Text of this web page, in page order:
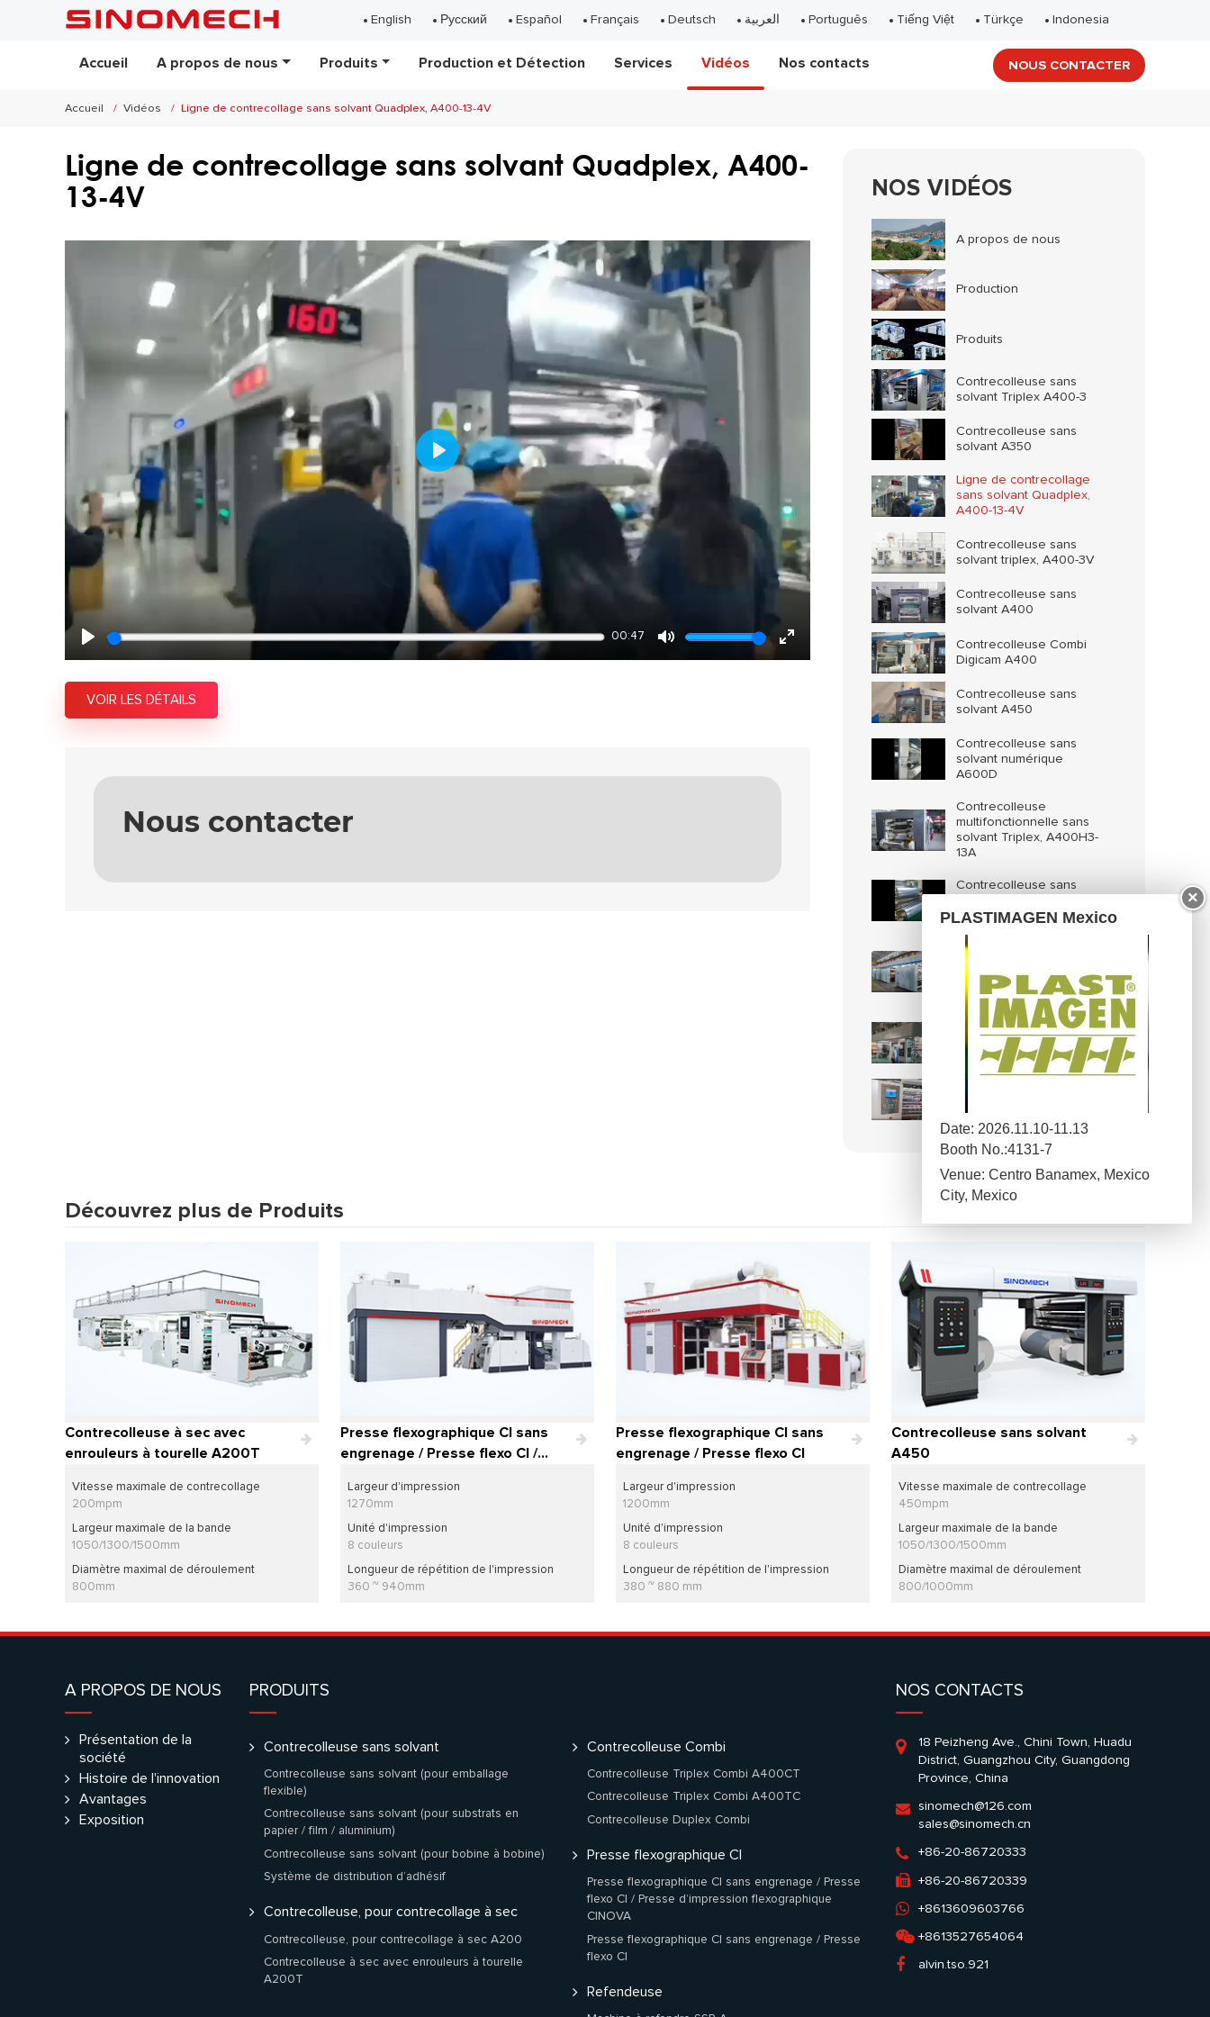
English Русский Español Français Deutsch العربية Português Tiếng Việt Türkçe Indonesia
Accueil A propos de nous Produits Production et Détection Services Vidéos Nos contacts NOUS CONTACTER
Accueil Vidéos Ligne de contrecollage sans solvant Quadplex, A400-13-4V
Ligne de contrecollage sans solvant Quadplex, A400-
13-4V
00:47
Play
VOIR LES DÉTAILS
Nous contacter
NOS VIDÉOS
A propos de nous
Production
Produits
Contrecolleuse sans
solvant Triplex A400-3
Contrecolleuse sans
solvant A350
Ligne de contrecollage
sans solvant Quadplex,
A400-13-4V
Contrecolleuse sans
solvant triplex, A400-3V
Contrecolleuse sans
solvant A400
Contrecolleuse Combi
Digicam A400
Contrecolleuse sans
solvant A450
Contrecolleuse sans
solvant numérique
A600D
Contrecolleuse
multifonctionnelle sans
solvant Triplex, A400H3-
13A
Contrecolleuse sans
décoratifs)
Contrecolleuse sans
de Bâtonnets de
fromage)
Contrecolleuse, pour
contrecollage à sec
A200
Découvrez plus de Produits
Contrecolleuse à sec avec
enrouleurs à tourelle A200T
Vitesse maximale de contrecollage
200mpm
Largeur maximale de la bande
1050/1300/1500mm
Diamètre maximal de déroulement
800mm
Presse flexographique CI sans
engrenage / Presse flexo CI /
flexographique CINOVA
Largeur d'impression
1270mm
Unité d'impression
8 couleurs
Longueur de répétition de l'impression
360 ~ 940mm
Presse flexographique CI sans
engrenage / Presse flexo CI
Largeur d'impression
1200mm
Unité d'impression
8 couleurs
Longueur de répétition de l'impression
380 ~ 880 mm
Contrecolleuse sans solvant
A450
Vitesse maximale de contrecollage
450mpm
Largeur maximale de la bande
1050/1300/1500mm
Diamètre maximal de déroulement
800/1000mm
A PROPOS DE NOUS
Présentation de la
société
Histoire de l'innovation
Avantages
Exposition
PRODUITS
Contrecolleuse sans solvant
Contrecolleuse sans solvant (pour emballage
flexible)
Contrecolleuse sans solvant (pour substrats en
papier / film / aluminium)
Contrecolleuse sans solvant (pour bobine à bobine)
Système de distribution d’adhésif
Contrecolleuse, pour contrecollage à sec
Contrecolleuse, pour contrecollage à sec A200
Contrecolleuse à sec avec enrouleurs à tourelle
A200T
Contrecolleuse Combi
Contrecolleuse Triplex Combi A400CT
Contrecolleuse Triplex Combi A400TC
Contrecolleuse Duplex Combi
Presse flexographique CI
Presse flexographique CI sans engrenage / Presse
flexo CI / Presse d’impression flexographique
CINOVA
Presse flexographique CI sans engrenage / Presse
flexo CI
Refendeuse
NOS CONTACTS
18 Peizheng Ave., Chini Town, Huadu
District, Guangzhou City, Guangdong
Province, China
sinomech@126.com
sales@sinomech.cn
+86-20-86720333
+86-20-86720339
+8613609603766
+8613527654064
alvin.tso.921
×
PLASTIMAGEN Mexico
Date: 2026.11.10-11.13
Booth No.:4131-7
Venue: Centro Banamex, Mexico
City, Mexico